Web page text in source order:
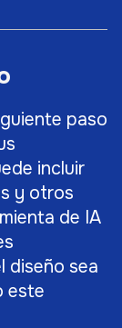
paso
incluir
y otros
de IA
diseño sea
este